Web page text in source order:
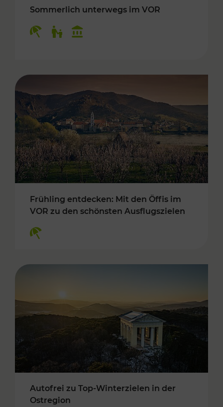
Sommerlich unterwegs im VOR
Frühling entdecken: Mit den Öffis im
VOR zu den schönsten Ausflugszielen
Autofrei zu Top-Winterzielen in der
Ostregion